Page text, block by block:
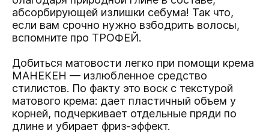
абсорбирующей излишки себума! Так что,
если вам срочно нужно взбодрить волосы,
вспомните про ТРОФЕЙ.
Добиться матовости легко при помощи крема
МАНЕКЕН — излюбленное средство
стилистов. По факту это воск с текстурой
матового крема: дает пластичный объем у
корней, подчеркивает отдельные пряди по
длине и убирает фриз-эффект.